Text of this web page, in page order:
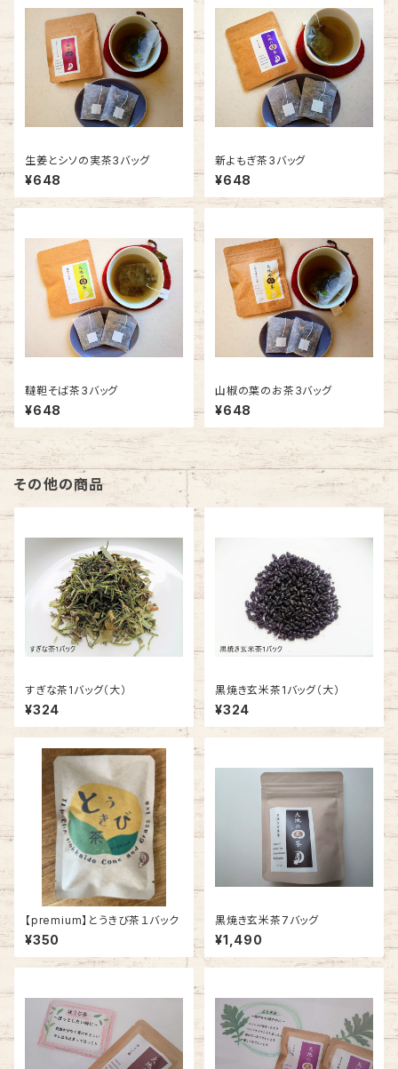
生姜とシソの実茶3バッグ
¥648
新よもぎ茶3バッグ
¥648
韃靼そば茶3バッグ
¥648
山椒の葉のお茶3バッグ
¥648
その他の商品
すぎな茶1バッグ（大）
¥324
黒焼き玄米茶1バッグ（大）
¥324
【premium】とうきび茶１バック
¥350
黒焼き玄米茶7バッグ
¥1,490